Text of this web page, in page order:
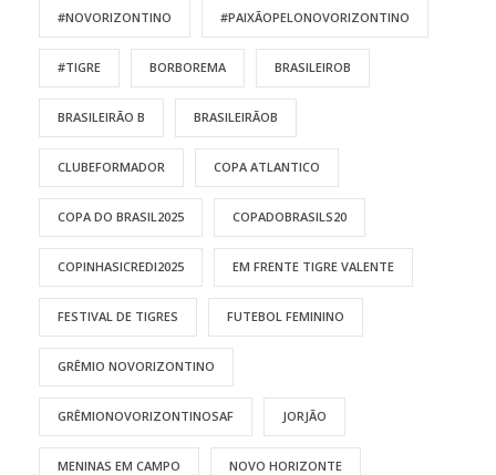
#NOVORIZONTINO #PAIXÃOPELONOVORIZONTINO
#TIGRE BORBOREMA BRASILEIROB
BRASILEIRÃO B BRASILEIRÃOB
CLUBEFORMADOR COPA ATLANTICO
COPA DO BRASIL2025 COPADOBRASILS20
COPINHASICREDI2025 EM FRENTE TIGRE VALENTE
FESTIVAL DE TIGRES FUTEBOL FEMININO
GRÊMIO NOVORIZONTINO
GRÊMIONOVORIZONTINOSAF JORJÃO
MENINAS EM CAMPO NOVO HORIZONTE